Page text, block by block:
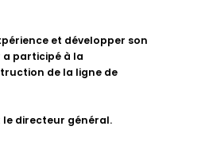
et développer son
a participé à la
de la ligne de
le directeur général.